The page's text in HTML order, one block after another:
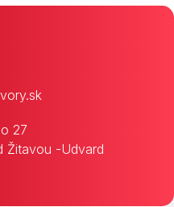
27
Žitavou -Udvard